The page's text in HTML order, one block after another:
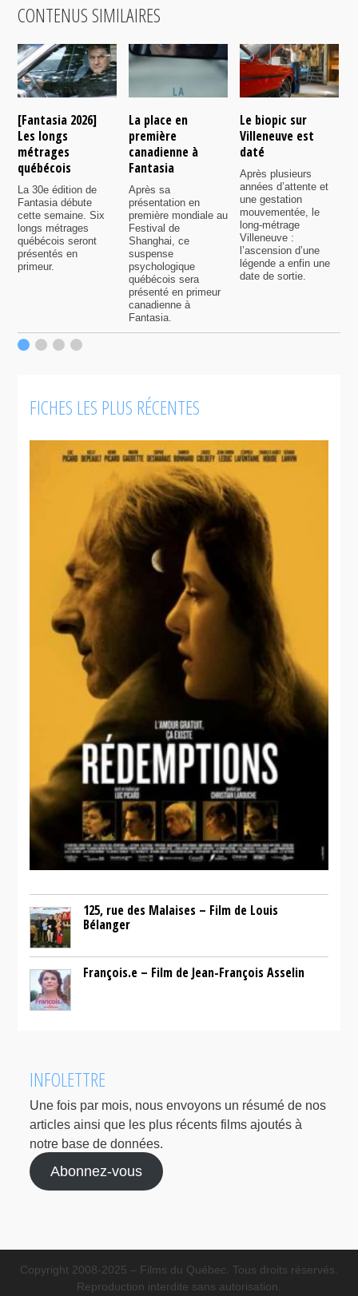
CONTENUS SIMILAIRES
[Fantasia 2026]
Les longs
métrages
québécois
La 30e édition de
Fantasia débute
cette semaine. Six
longs métrages
québécois seront
présentés en
primeur.
La place en
première
canadienne à
Fantasia
Après sa
présentation en
première mondiale au
Festival de
Shanghai, ce
suspense
psychologique
québécois sera
présenté en primeur
canadienne à
Fantasia.
Le biopic sur
Villeneuve est
daté
Après plusieurs
années d’attente et
une gestation
mouvementée, le
long-métrage
Villeneuve :
l’ascension d’une
légende a enfin une
date de sortie.
FICHES LES PLUS RÉCENTES
125, rue des Malaises – Film de Louis
Bélanger
François.e – Film de Jean-François Asselin
INFOLETTRE
Une fois par mois, nous envoyons un résumé de nos
articles ainsi que les plus récents films ajoutés à
notre base de données.
Abonnez-vous
Copyright 2008-2025 – Films du Québec. Tous droits réservés.
Reproduction interdite sans autorisation.